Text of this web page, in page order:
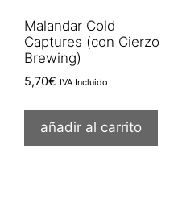
Malandar Cold
Captures (con Cierzo
Brewing)
5,70€ IVA Incluido
añadir al carrito